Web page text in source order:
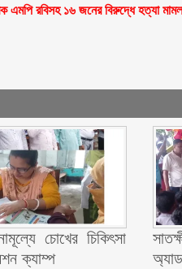
এমপি রবিসহ ১৬ জনের বিরুদ্ধে হত্যা
চোখের চিকিৎসা
ক্যাম্প